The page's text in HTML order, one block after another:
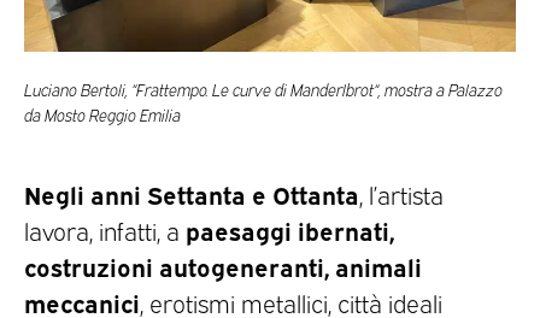
Luciano Bertoli, “Frattempo. Le curve di Manderlbrot“, mostra a Palazzo
da Mosto Reggio Emilia
Negli anni Settanta e Ottanta , l’artista
lavora, infatti, a paesaggi ibernati,
costruzioni autogeneranti, animali
meccanici , erotismi metallici, città ideali